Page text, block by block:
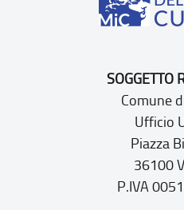
SOGGETTO
Comune
Ufficio
Piazza
36100
P.IVA